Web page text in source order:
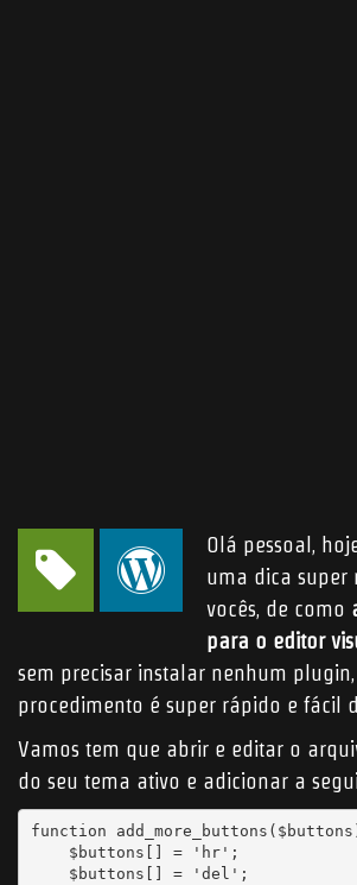
Olá pessoal,
uma dica super
vocês, de como
para o editor
sem precisar instalar nenhum plugin,
procedimento é super rápido e fácil
Vamos tem que abrir e editar o
do seu tema ativo e adicionar a
function
    $buttons[] = 'hr';
    $buttons[] = 'del';
© 2006 - 2026 CHR Designer- All rights
forces and
WordPress